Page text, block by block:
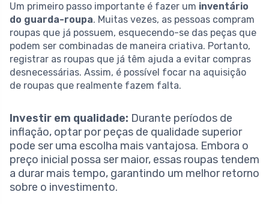
Um primeiro passo importante é fazer um inventário
do guarda-roupa. Muitas vezes, as pessoas compram
roupas que já possuem, esquecendo-se das peças que
podem ser combinadas de maneira criativa. Portanto,
registrar as roupas que já têm ajuda a evitar compras
desnecessárias. Assim, é possível focar na aquisição
de roupas que realmente fazem falta.
Investir em qualidade: Durante períodos de
inflação, optar por peças de qualidade superior
pode ser uma escolha mais vantajosa. Embora o
preço inicial possa ser maior, essas roupas tendem
a durar mais tempo, garantindo um melhor retorno
sobre o investimento.